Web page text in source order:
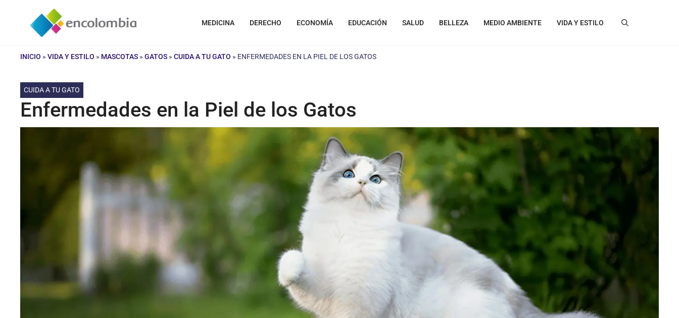
contenido
MEDICINA DERECHO ECONOMÍA EDUCACIÓN SALUD BELLEZA MEDIO AMBIENTE VIDA Y ESTILO
INICIO » VIDA Y ESTILO » MASCOTAS » GATOS » CUIDA A TU GATO » ENFERMEDADES EN LA PIEL DE LOS GATOS
CUIDA A TU GATO
Enfermedades en la Piel de los Gatos